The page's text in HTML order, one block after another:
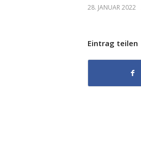
28. JANUAR 2022
Eintrag teilen